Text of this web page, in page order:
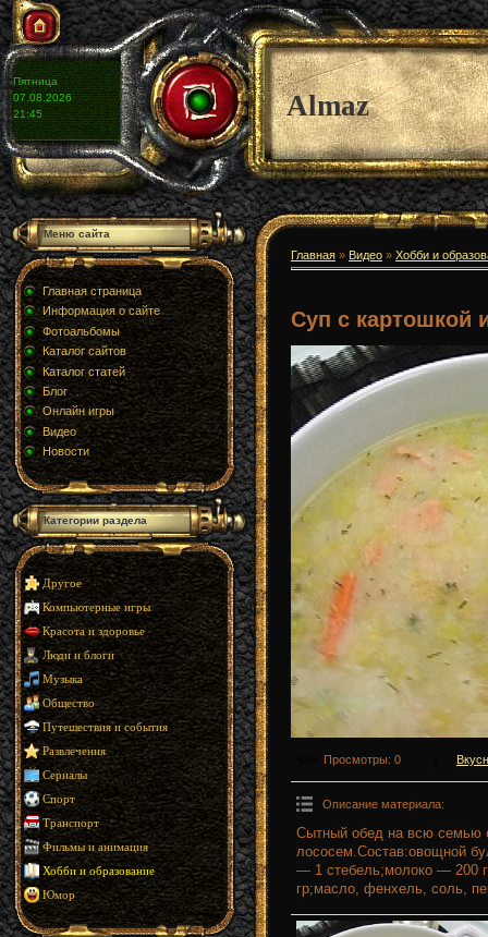
Пятница
07.08.2026
21:45
Almaz
Меню сайта
Главная страница
Информация о сайте
Фотоальбомы
Каталог сайтов
Каталог статей
Блог
Онлайн игры
Видео
Новости
Категории раздела
Другое
Компьютерные игры
Красота и здоровье
Люди и блоги
Музыка
Общество
Путешествия и события
Развлечения
Сериалы
Спорт
Транспорт
Фильмы и анимация
Хобби и образование
Юмор
Главная » Видео » Хобби и
Суп с картошкой
Просмотры: 0
Описание материала:
Сытный обед на всю семью
лососем.Состав:овощной
— 1 стебель;молоко — 200
гр;масло, фенхель, соль,